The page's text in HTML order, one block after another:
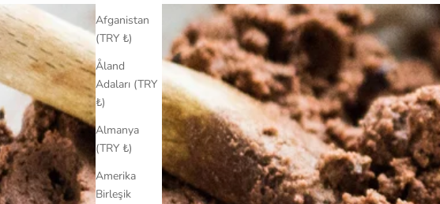
Afganistan
(TRY ₺)
Åland
Adaları (TRY
₺)
Almanya
(TRY ₺)
Amerika
Birleşik